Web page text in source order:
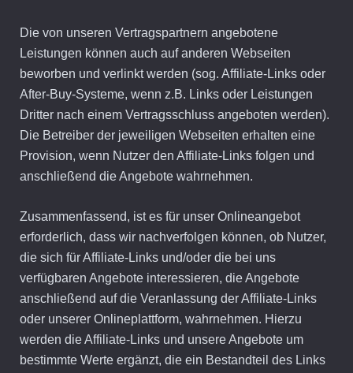
Die von unseren Vertragspartnern angebotene
Leistungen können auch auf anderen Webseiten
beworben und verlinkt werden (sog. Affiliate-Links oder
After-Buy-Systeme, wenn z.B. Links oder Leistungen
Dritter nach einem Vertragsschluss angeboten werden).
Die Betreiber der jeweiligen Webseiten erhalten eine
Provision, wenn Nutzer den Affiliate-Links folgen und
anschließend die Angebote wahrnehmen.
Zusammenfassend, ist es für unser Onlineangebot
erforderlich, dass wir nachverfolgen können, ob Nutzer,
die sich für Affiliate-Links und/oder die bei uns
verfügbaren Angebote interessieren, die Angebote
anschließend auf die Veranlassung der Affiliate-Links
oder unserer Onlineplattform, wahrnehmen. Hierzu
werden die Affiliate-Links und unsere Angebote um
bestimmte Werte ergänzt, die ein Bestandteil des Links